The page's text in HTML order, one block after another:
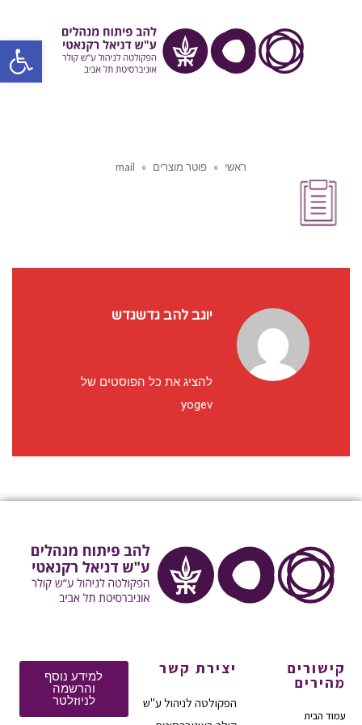
פתח
ראשי » פוטר מוצרים »
mail
יוגב להב גדשגדש
להציג את כל הפוסטים של
yogev
קישורים
מהירים
עמוד הבית
יצירת קשר
הפקולטה לניהול ע"ש
למידע נוסף
והרשמה
לניוזלטר